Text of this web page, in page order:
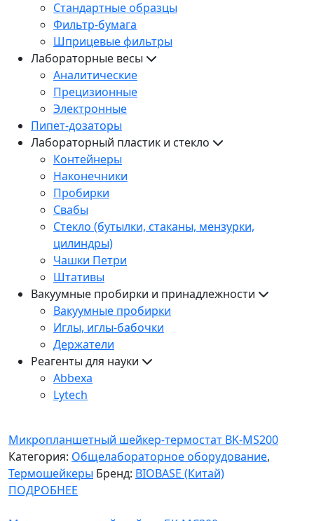
Стандартные образцы
Фильтр-бумага
Шприцевые фильтры
Лабораторные весы
Аналитические
Прецизионные
Электронные
Пипет-дозаторы
Лабораторный пластик и стекло
Контейнеры
Наконечники
Пробирки
Свабы
Стекло (бутылки, стаканы, мензурки,
цилиндры)
Чашки Петри
Штативы
Вакуумные пробирки и принадлежности
Вакуумные пробирки
Иглы, иглы-бабочки
Держатели
Реагенты для науки
Abbexa
Lytech
Микропланшетный шейкер-термостат BK-MS200
Категория: Общелабораторное оборудование,
Термошейкеры Бренд: BIOBASE (Китай)
ПОДРОБНЕЕ